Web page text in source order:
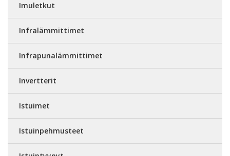
Imuletkut
Infralämmittimet
Infrapunalämmittimet
Invertterit
Istuimet
Istuinpehmusteet